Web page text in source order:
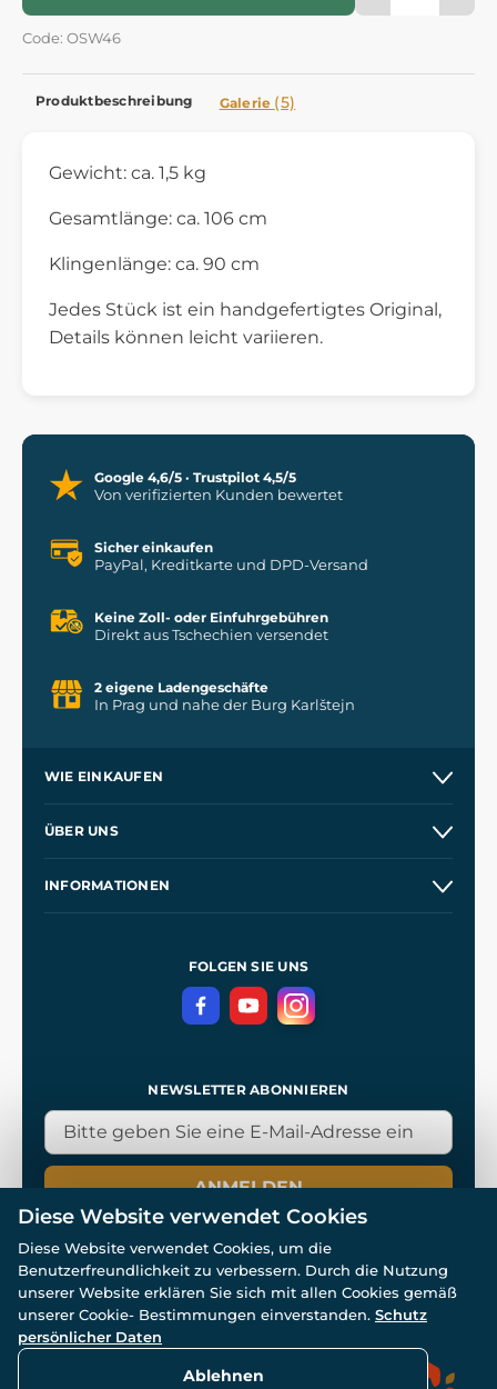
Code: OSW46
Produktbeschreibung Galerie (5)
Gewicht: ca. 1,5 kg
Gesamtlänge: ca. 106 cm
Klingenlänge: ca. 90 cm
Jedes Stück ist ein handgefertigtes Original,
Details können leicht variieren.
Google 4,6/5 · Trustpilot 4,5/5
Von verifizierten Kunden bewertet
Sicher einkaufen
PayPal, Kreditkarte und DPD-Versand
Keine Zoll- oder Einfuhrgebühren
Direkt aus Tschechien versendet
2 eigene Ladengeschäfte
In Prag und nahe der Burg Karlštejn
WIE EINKAUFEN
Kontakt
ÜBER UNS
INFORMATIONEN
DatenschutzerklärungFOLGEN SIE UNS
NEWSLETTER ABONNIEREN
ANMELDEN
© Alle Rechte vorbehalten. www.wulflund.de 2007-2026.
Powered by
Diese Website verwendet Cookies
Diese Website verwendet Cookies, um die
Benutzerfreundlichkeit zu verbessern. Durch die Nutzung
unserer Website erklären Sie sich mit allen Cookies gemäß
unserer Cookie- Bestimmungen einverstanden. Schutz
persönlicher Daten
Ablehnen